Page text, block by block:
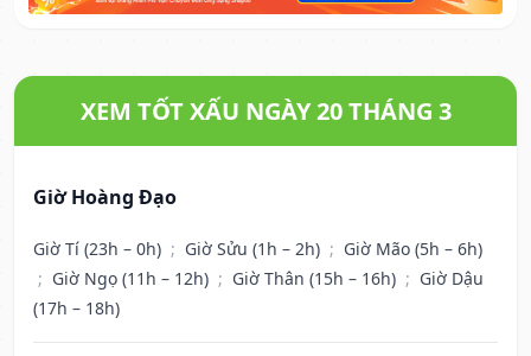
XEM TỐT XẤU NGÀY 20 THÁNG 3
Giờ Hoàng Đạo
Giờ Tí (23h – 0h) ; Giờ Sửu (1h – 2h) ; Giờ Mão (5h – 6h)
; Giờ Ngọ (11h – 12h) ; Giờ Thân (15h – 16h) ; Giờ Dậu
(17h – 18h)